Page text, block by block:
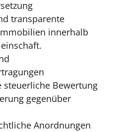
transparente
innerhalb
steuerliche Bewertung
gegenüber
Anordnungen